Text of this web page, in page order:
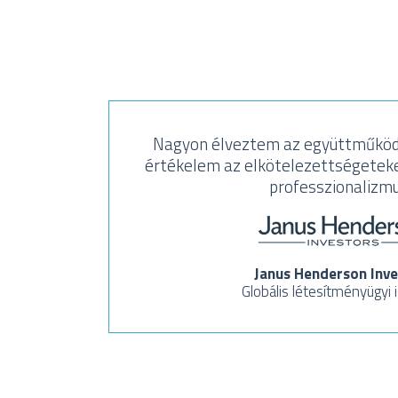
Nagyon élveztem az
értékelem az
Janus Henderson
Globális létesítményügyi